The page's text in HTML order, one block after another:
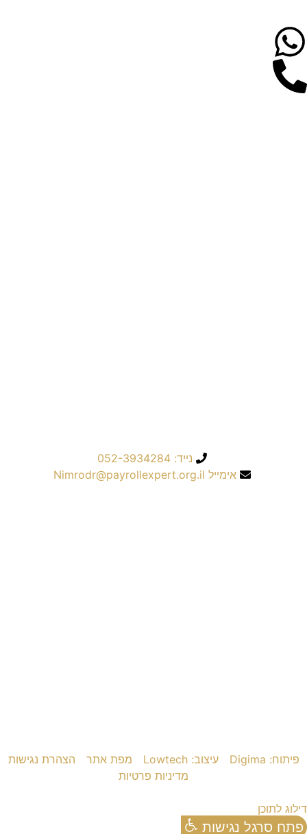
נייד: 052-3934284
אימייל Nimrodr@payrollexpert.org.il
פיתוח: Digima עיצוב: Lowtech מפת אתר
הצהרת נגישות
מדיניות פרטיות
דילוג לתוכן
פתח סרגל נגישות